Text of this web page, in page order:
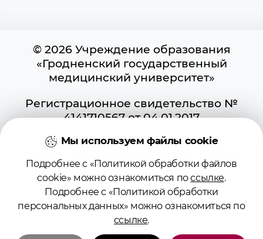
© 2026 Учреждение образования
«Гродненский государственный
медицинский университет»
Регистрационное свидетельство №
4141710567 от 04.01.2017
информационных ресурсов
Использование материалов сайта
возможно при условии указания
активной ссылки на первоисточник.
Положение о защите информации
Политика в отношении обработки
Мы используем файлы cookie
Подробнее с «Политикой обработки файлов
cookie» можно ознакомиться поссылке.
Подробнее с «Политикой обработки
персональных данных» можно ознакомиться по
ссылке.